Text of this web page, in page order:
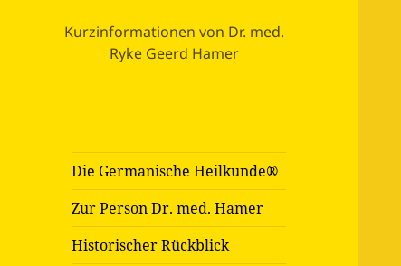
Kurzinformationen von Dr. med.
Ryke Geerd Hamer
Die Germanische Heilkunde®
Zur Person Dr. med. Hamer
Historischer Rückblick